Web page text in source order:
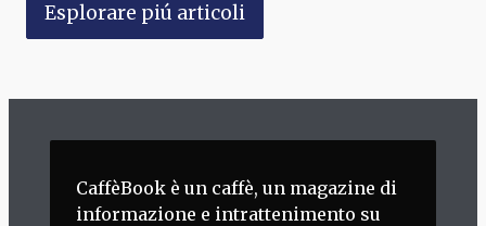
Esplorare piú articoli
CaffèBook è un caffè, un magazine di
informazione e intrattenimento su